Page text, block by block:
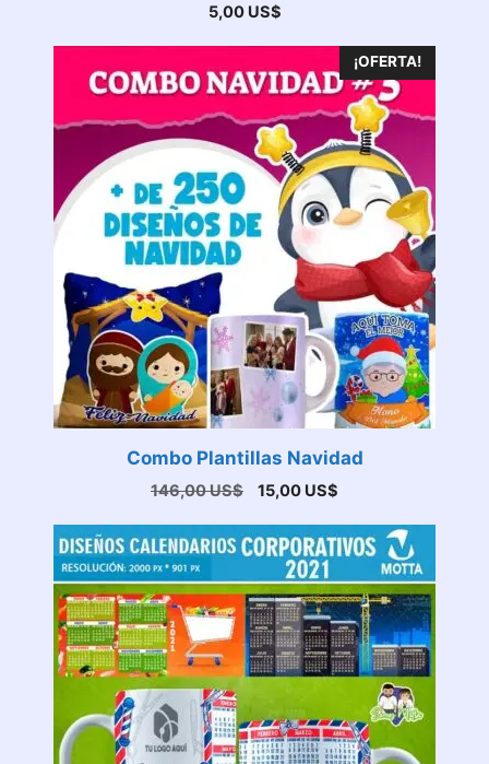
5,00 US$
¡OFERTA!
Combo Plantillas Navidad
146,00US$
El
original
era:
146,00 US$.
15,00 US$
actual
es:
15,00 US$.